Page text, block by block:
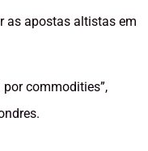
as apostas altistas em
commodities”,